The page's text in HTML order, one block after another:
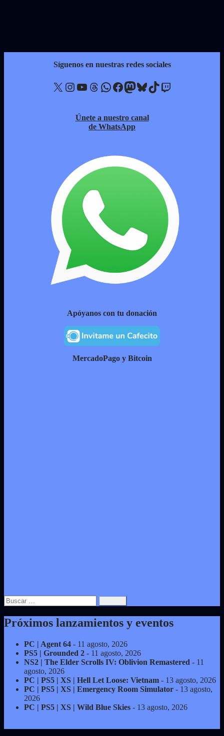
Síguenos en nuestras redes sociales
X Instagram YouTube Threads WhatsApp Facebook Mastodon Bluesky TikTok Twitch
Únete a nuestro canal
de WhatsApp
Apóyanos con tu donación
MercadoPago y Bitcoin
Buscar:
Próximos lanzamientos y eventos
PC | Agent 64 - 11 agosto, 2026
PS5 | Grounded 2 - 11 agosto, 2026
NS2 | The Elder Scrolls IV: Oblivion Remastered - 11
agosto, 2026
PC | PS5 | XS | Hell Let Loose: Vietnam - 13 agosto, 2026
PC | PS5 | XS | Emergency Room Simulator - 13 agosto,
2026
PC | PS5 | XS | Wild Blue Skies - 13 agosto, 2026